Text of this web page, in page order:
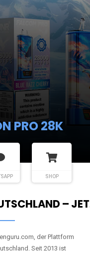
PRO 28K
SHOP
–
der Plattform
Seit 2013 ist